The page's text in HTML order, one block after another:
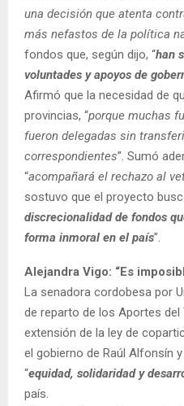
una decisión que atenta
más nefastos de la política
fondos que, según dijo, “han
voluntades y apoyos de
Afirmó que la necesidad de
provincias, “porque muchas
fueron delegadas sin
correspondientes”. Sumó
“acompañará el rechazo al
sostuvo que el proyecto
discrecionalidad de fondos
forma inmoral en el país”.
Alejandra Vigo: “Es
La senadora cordobesa por
de reparto de los Aportes
extensión de la ley de
el gobierno de Raúl Alfonsín
“equidad, solidaridad y
país.